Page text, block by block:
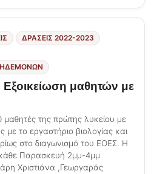
ΔΡΆΣΕΙΣ 2022-2023
μαθητών με
μαθητές της πρώτης λυκείου με
με το εργαστήριο βιολογίας και
στο διαγωνισμό του ΕΟΕΣ. Η
Παρασκευή 2μμ-4μμ
Χριστιάνα ,Γεωργαράς